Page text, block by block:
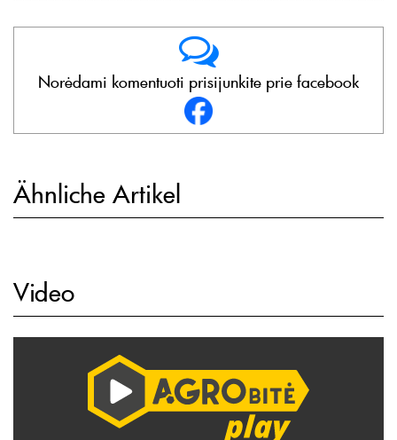
Norėdami komentuoti prisijunkite prie facebook
Ähnliche Artikel
Video